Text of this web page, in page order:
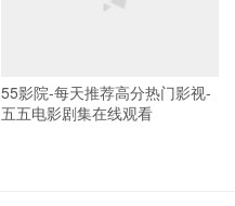
55影院-每天推荐高分热门影视-
五五电影剧集在线观看